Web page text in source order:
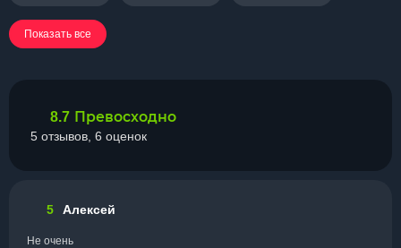
Показать все
8.7 Превосходно
5 отзывов, 6 оценок
5 Алексей
Не очень